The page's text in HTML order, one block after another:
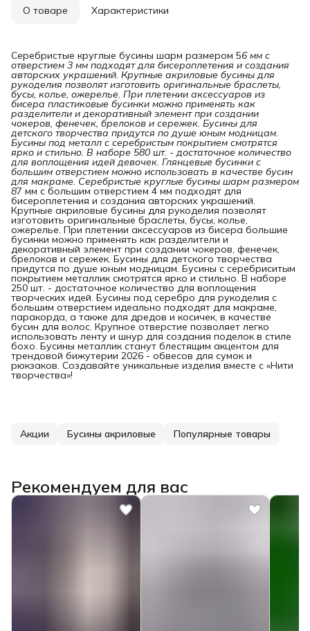
О товаре Характеристики
Серебристые круглые бусины шарм размером 56 мм с
отверстием 3 мм подходят для бисероплетения и создания
авторских украшений. Крупные акриловые бусины для
рукоделия позволят изготовить оригинальные браслеты,
бусы, колье, ожерелье. При плетении аксессуаров из
бисера пластиковые бусинки можно применять как
разделители и декоративный элемент при создании
чокеров, фенечек, брелоков и сережек. Бусины для
детского творчества придутся по душе юным модницам.
Бусины под металл с серебристым покрытием смотрятся
ярко и стильно. В наборе 580 шт. - достаточное количество
для воплощения идей девочек. Глянцевые бусинки с
большим отверстием можно использовать в качестве бусин
для макраме. Серебристые круглые бусины шарм размером
87 мм с большим отверстием 4 мм подходят для
бисероплетения и создания авторских украшений.
Крупные акриловые бусины для рукоделия позволят
изготовить оригинальные браслеты, бусы, колье,
ожерелье. При плетении аксессуаров из бисера большие
бусинки можно применять как разделители и
декоративный элемент при создании чокеров, фенечек,
брелоков и сережек. Бусины для детского творчества
придутся по душе юным модницам. Бусины с серебриситым
покрытием металлик смотрятся ярко и стильно. В наборе
250 шт. - достаточное количество для воплощения
творческих идей. Бусины под серебро для рукоделия с
большим отверстием идеально подходят для макраме,
паракорда, а также для дредов и косичек, в качестве
бусин для волос. Крупное отверстие позволяет легко
использовать ленту и шнур для создания поделок в стиле
бохо. Бусины металлик станут блестящим акцентом для
трендовой бижутерии 2026 - обвесов для сумок и
рюкзаков. Создавайте уникальные изделия вместе с «Нити
творчества»!
Акции Бусины акриловые Популярные товары
Рекомендуем для вас